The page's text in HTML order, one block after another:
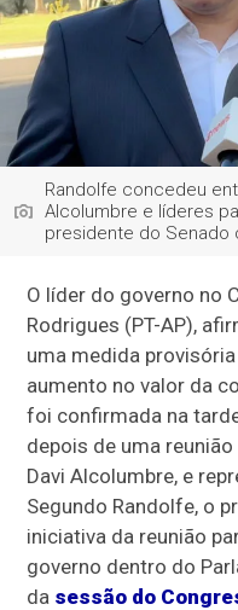
Randolfe concedeu
Alcolumbre e líderes
presidente do Senado
O líder do governo no
Rodrigues (PT-AP),
uma medida
aumento no valor da
foi confirmada na
depois de uma
Davi Alcolumbre, e
Segundo Randolfe, o
iniciativa da reunião
governo dentro do
da sessão do